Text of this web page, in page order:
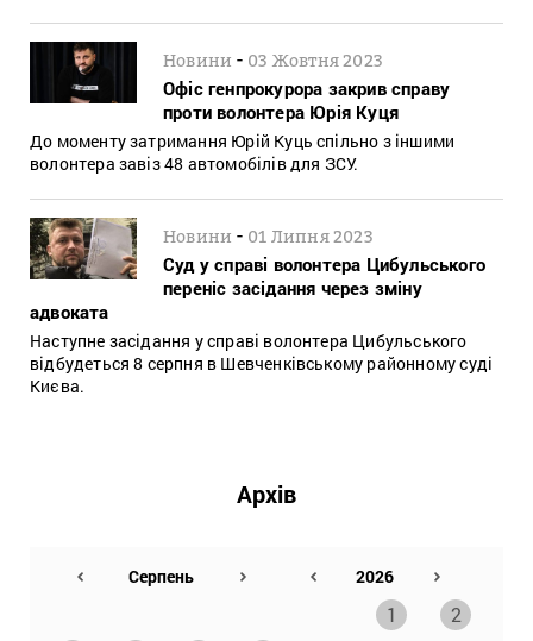
Новини - 03 Жовтня 2023
Офіс генпрокурора закрив справу
проти волонтера Юрія Куця
До моменту затримання Юрій Куць спільно з іншими
волонтера завіз 48 автомобілів для ЗСУ.
Новини - 01 Липня 2023
Суд у справі волонтера Цибульського
переніс засідання через зміну
адвоката
Наступне засідання у справі волонтера Цибульського
відбудеться 8 серпня в Шевченківському районному суді
Києва.
Архів
1
2